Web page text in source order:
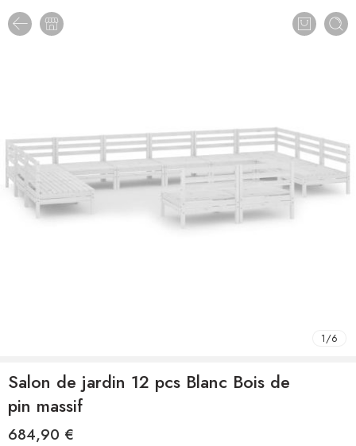
1/6
Salon de jardin 12 pcs Blanc Bois de
pin massif
684,90 €